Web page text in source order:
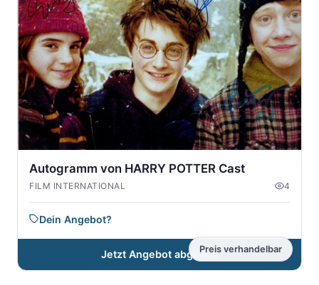
Preis verhandelbar
Autogramm von HARRY POTTER Cast
FILM INTERNATIONAL 4
Dein Angebot?
Jetzt Angebot abgeben